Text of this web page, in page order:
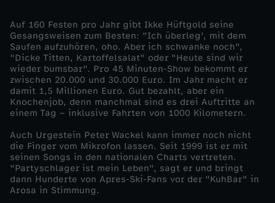
o
l
d
Auf 160 Festen pro Jahr gibt Ikke Hüftgold seine
Gesangsweisen zum Besten: "Ich überleg', mit dem
Saufen aufzuhören, oho. Aber ich schwanke noch",
"Dicke Titten, Kartoffelsalat" oder "Heute sind wir
wieder bumsbar". Pro 45 Minuten-Show bekommt er
zwischen 20.000 und 30.000 Euro. Im Jahr macht er
damit 1,5 Millionen Euro. Gut bezahlt, aber ein
Knochenjob, denn manchmal sind es drei Auftritte an
einem Tag – inklusive Fahrten von 1000 Kilometern.
Auch Urgestein Peter Wackel kann immer noch nicht
die Finger vom Mikrofon lassen. Seit 1999 ist er mit
seinen Songs in den nationalen Charts vertreten.
"Partyschlager ist mein Leben", sagt er und bringt
dann Hunderte von Apres-Ski-Fans vor der "KuhBar" in
Arosa in Stimmung.